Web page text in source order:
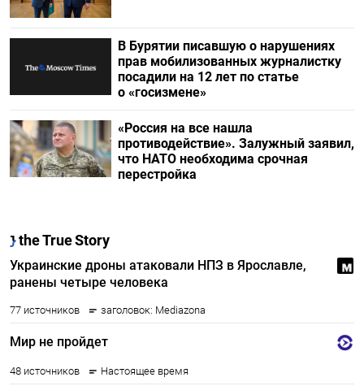
В Бурятии писавшую о нарушениях
прав мобилизованных журналистку
посадили на 12 лет по статье
о «госизмене»
«Россия на все нашла
противодействие». Залужный заявил,
что НАТО необходима срочная
перестройка